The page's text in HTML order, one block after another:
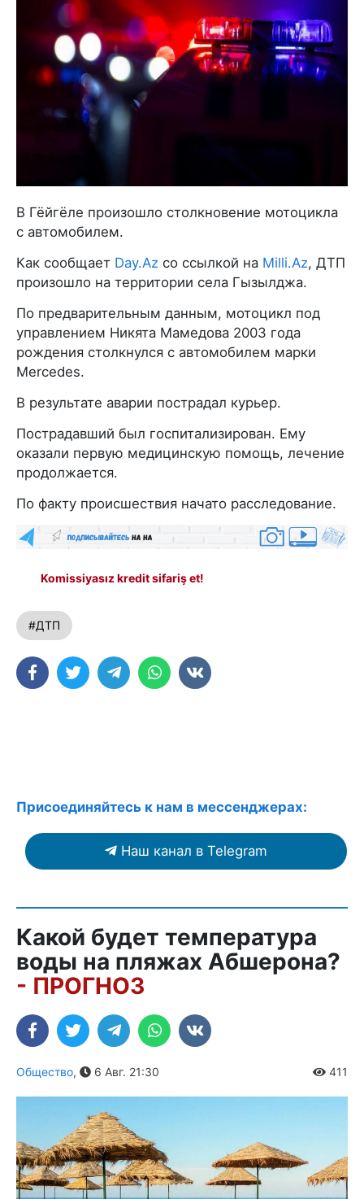
В Гёйгёле произошло столкновение мотоцикла
с автомобилем.
Как сообщает Day.Az со ссылкой на Milli.Az, ДТП
произошло на территории села Гызылджа.
По предварительным данным, мотоцикл под
управлением Никята Мамедова 2003 года
рождения столкнулся с автомобилем марки
Mercedes.
В результате аварии пострадал курьер.
Пострадавший был госпитализирован. Ему
оказали первую медицинскую помощь, лечение
продолжается.
По факту происшествия начато расследование.
Komissiyasız kredit sifariş et!
#ДТП
Присоединяйтесь к нам в мессенджерах:
Наш канал в Telegram
Какой будет температура
воды на пляжах Абшерона?
- ПРОГНОЗ
Общество, 6 Авг. 21:30 411